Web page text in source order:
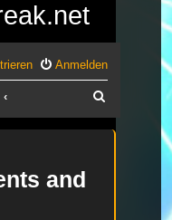
Anmelden
and